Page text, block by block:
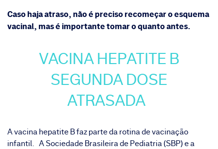
Caso haja atraso, não é preciso recomeçar o esquema
vacinal, mas é importante tomar o quanto antes.
VACINA HEPATITE B
SEGUNDA DOSE
ATRASADA
A vacinahepatite Bfaz parte da rotina de vacinação
infantil. A Sociedade Brasileira de Pediatria (SBP) e a